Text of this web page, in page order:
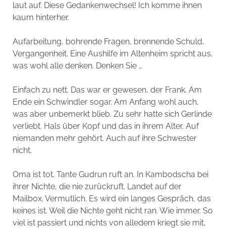
laut auf. Diese Gedankenwechsel! Ich komme ihnen
kaum hinterher.
Aufarbeitung, bohrende Fragen, brennende Schuld,
Vergangenheit. Eine Aushilfe im Altenheim spricht aus,
was wohl alle denken. Denken Sie …
Einfach zu nett. Das war er gewesen, der Frank. Am
Ende ein Schwindler sogar. Am Anfang wohl auch,
was aber unbemerkt blieb. Zu sehr hatte sich Gerlinde
verliebt. Hals über Kopf und das in ihrem Alter. Auf
niemanden mehr gehört. Auch auf ihre Schwester
nicht.
Oma ist tot. Tante Gudrun ruft an. In Kambodscha bei
ihrer Nichte, die nie zurückruft. Landet auf der
Mailbox. Vermutlich. Es wird ein langes Gespräch, das
keines ist. Weil die Nichte geht nicht ran. Wie immer. So
viel ist passiert und nichts von alledem kriegt sie mit,